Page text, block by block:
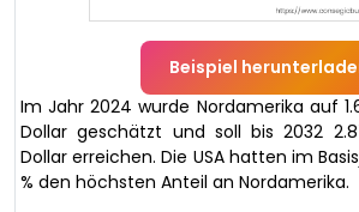
Beispiel
Im Jahr 2024 wurde Nordamerika auf
Dollar geschätzt und soll bis 2032
Dollar erreichen. Die USA hatten im
% den höchsten Anteil an Nordamerika.